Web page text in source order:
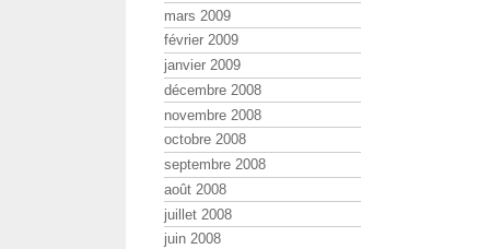
mars 2009
février 2009
janvier 2009
décembre 2008
novembre 2008
octobre 2008
septembre 2008
août 2008
juillet 2008
juin 2008